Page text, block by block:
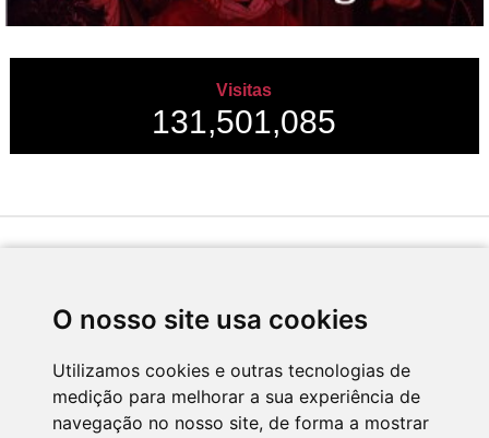
O nosso site usa cookies
Utilizamos cookies e outras tecnologias de
medição para melhorar a sua experiência de
navegação no nosso site, de forma a mostrar
Visitas
131,501,085